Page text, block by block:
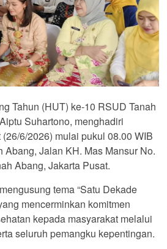
Tahun (HUT) ke-10 RSUD Tanah
Suhartono, menghadiri
6/2026) mulai pukul 08.00 WIB
Jalan KH. Mas Mansur No.
Abang, Jakarta Pusat.
tema “Satu Dekade
mencerminkan komitmen
kepada masyarakat melalui
seluruh pemangku kepentingan.